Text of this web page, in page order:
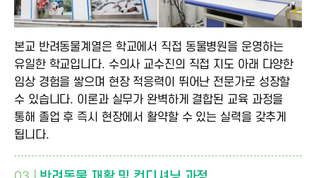
본교 반려동물계열은 학교에서 직접 동물병원을 운영하는
유일한 학교입니다. 수의사 교수진의 직접 지도 아래 다양한
임상 경험을 쌓으며 현장 적응력이 뛰어난 전문가로 성장할
수 있습니다. 이론과 실무가 완벽하게 결합된 교육 과정을
통해 졸업 후 즉시 현장에서 활약할 수 있는 실력을 갖추게
됩니다.